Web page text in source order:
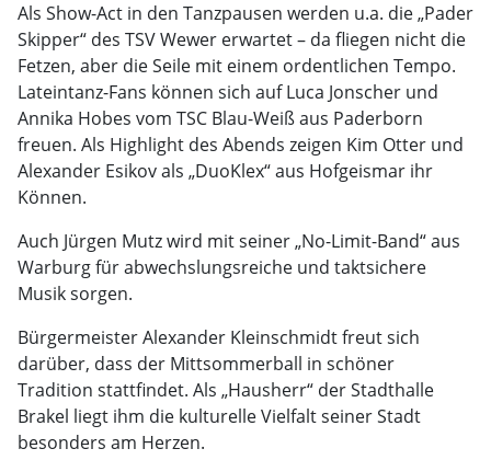
Als Show-Act in den Tanzpausen werden u.a. die „Pader
Skipper“ des TSV Wewer erwartet – da fliegen nicht die
Fetzen, aber die Seile mit einem ordentlichen Tempo.
Lateintanz-Fans können sich auf Luca Jonscher und
Annika Hobes vom TSC Blau-Weiß aus Paderborn
freuen. Als Highlight des Abends zeigen Kim Otter und
Alexander Esikov als „DuoKlex“ aus Hofgeismar ihr
Können.
Auch Jürgen Mutz wird mit seiner „No-Limit-Band“ aus
Warburg für abwechslungsreiche und taktsichere
Musik sorgen.
Bürgermeister Alexander Kleinschmidt freut sich
darüber, dass der Mittsommerball in schöner
Tradition stattfindet. Als „Hausherr“ der Stadthalle
Brakel liegt ihm die kulturelle Vielfalt seiner Stadt
besonders am Herzen.